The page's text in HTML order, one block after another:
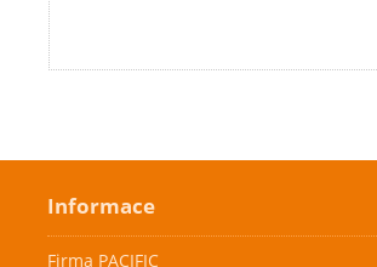
Skladem
Informace
Firma PACIFIC